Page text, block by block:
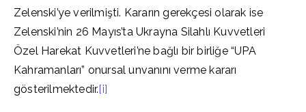
Zelenski’ye verilmişti. Kararın gerekçesi olarak ise
Zelenski’nin 26 Mayıs’ta Ukrayna Silahlı Kuvvetleri
Özel Harekat Kuvvetleri’ne bağlı bir birliğe “UPA
Kahramanları” onursal unvanını verme kararı
gösterilmektedir.[i]